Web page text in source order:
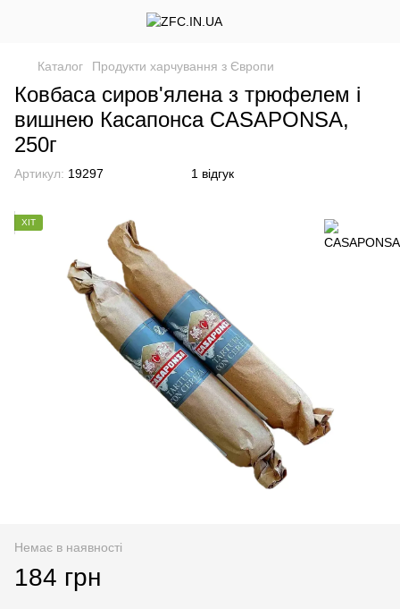
Каталог Продукти харчування з Європи
Ковбаса сиров'ялена з трюфелем і
вишнею Касапонса CASAPONSA,
250г
Артикул: 19297 1 відгук
ХІТ
Немає в наявності
184 грн